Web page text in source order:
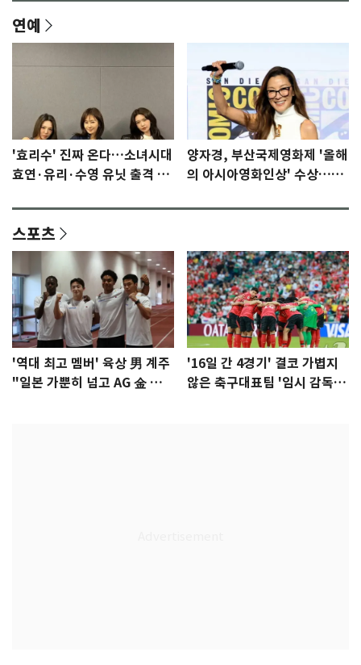
연예
'효리수' 진짜 온다…소녀시대
효연·유리·수영 유닛 출격 [N
양자경, 부산국제영화제 '올해
의 아시아영화인상' 수상…15
스포츠
'역대 최고 멤버' 육상 男 계주
"일본 가뿐히 넘고 AG 金 따겠
'16일 간 4경기' 결코 가볍지
않은 축구대표팀 '임시 감독'